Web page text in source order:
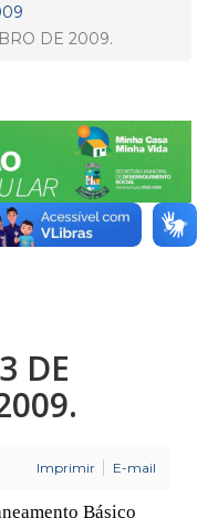
DE 2009.
DE
Imprimir E-mail
Básico